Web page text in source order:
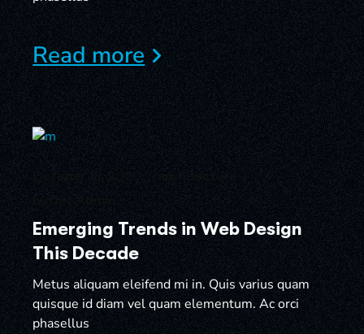
Read more
Emerging Trends in Web Design
This Decade
Metus aliquam eleifend mi in. Quis varius quam
quisque id diam vel quam elementum. Ac orci
phasellus